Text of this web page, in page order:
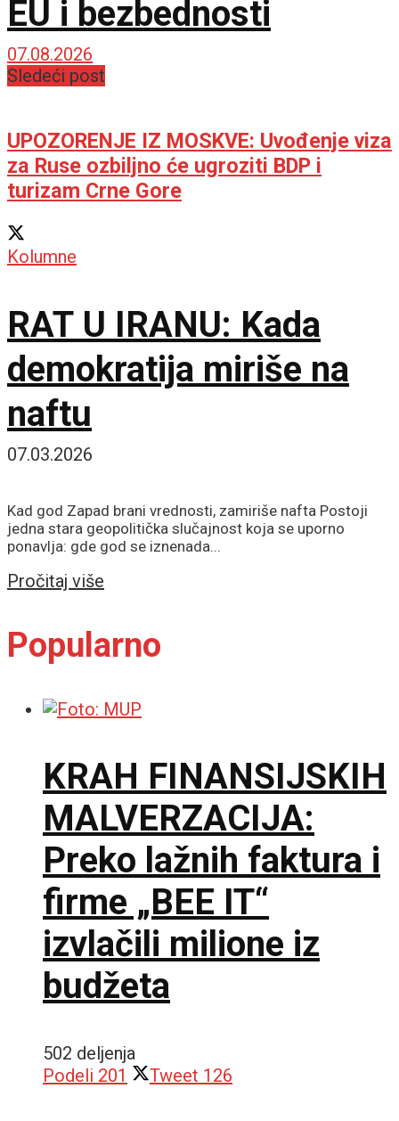
EU i bezbednosti
07.08.2026
Sledeći post
UPOZORENJE IZ MOSKVE: Uvođenje viza
za Ruse ozbiljno će ugroziti BDP i
turizam Crne Gore
Kolumne
RAT U IRANU: Kada
demokratija miriše na
naftu
07.03.2026
Kad god Zapad brani vrednosti, zamiriše nafta Postoji
jedna stara geopolitička slučajnost koja se uporno
ponavlja: gde god se iznenada...
Pročitaj više
Popularno
KRAH FINANSIJSKIH
MALVERZACIJA:
Preko lažnih faktura i
firme „BEE IT“
izvlačili milione iz
budžeta
502 deljenja
Podeli 201 Tweet 126